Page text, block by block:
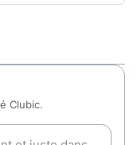
Clubic.